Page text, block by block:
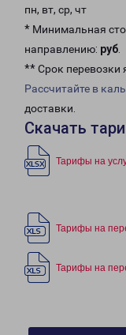
пн, вт, ср, чт
* Минимальная
направлению: руб.
** Срок перевозки
Рассчитайте в
доставки.
Скачать
Тарифы на
Тарифы на
Тарифы на